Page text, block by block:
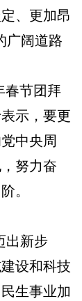
、更加昂
广阔道路
节团拜
示，要更
中央周
努力奋
。
新步
设和科技
生事业加